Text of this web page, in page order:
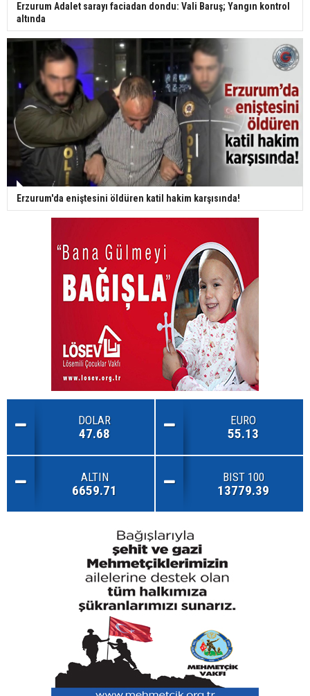
Erzurum Adalet sarayı faciadan dondu: Vali Baruş; Yangın kontrol
altında
Erzurum'da eniştesini öldüren katil hakim karşısında!
DOLAR
47.68
EURO
55.13
ALTIN
6659.71
BIST 100
13779.39